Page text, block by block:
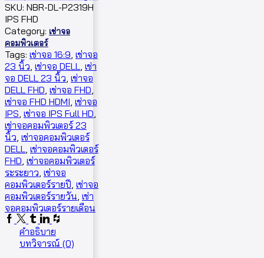
SKU: NBR-DL-P2319H
IPS FHD
Category: เช่าจอ
คอมพิวเตอร์
Tags: เช่าจอ 16:9 เช่าจอ
23 นิ้ว เช่าจอ DELL
เช่า
จอ DELL 23 นิ้ว เช่าจอ
DELL FHD เช่าจอ FHD
เช่าจอ FHD HDMI เช่าจอ
IPS เช่าจอ IPS Full HD
เช่าจอคอมพิวเตอร์ 23
นิ้ว เช่าจอคอมพิวเตอร์
DELL
เช่าจอคอมพิวเตอร์
FHD เช่าจอคอมพิวเตอร์
ระระยาว เช่าจอ
คอมพิวเตอร์รายปี เช่าจอ
คอมพิวเตอร์รายวัน เช่า
จอคอมพิวเตอร์รายเดือน
คำอธิบาย
บทวิจารณ์ (0)